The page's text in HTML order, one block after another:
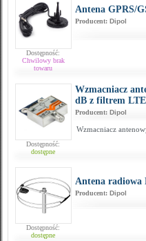
Dostępność:
Chwilowy brak
towaru
Antena GPRS/
Producent: Dipol
Dostępność:
dostępne
Wzmacniacz
dB z filtrem
Producent: Dipol
Wzmacniacz
Dostępność:
dostępne
Antena radiowa
Producent: Dipol